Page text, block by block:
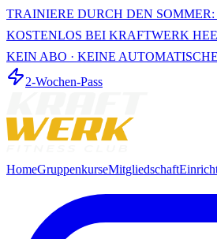
TRAINIERE DURCH DEN SOMMER:
KOSTENLOS BEI KRAFTWERK
KEIN ABO · KEINE
2-Wochen-Pass
HomeGruppenkurseMitgliedschaft